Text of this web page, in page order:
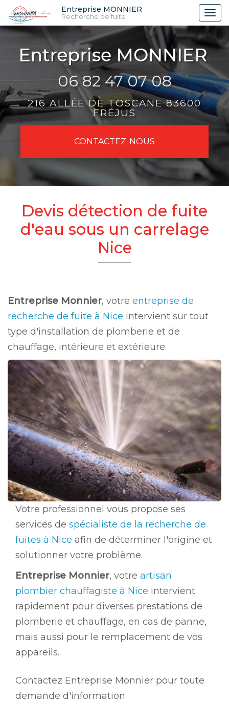
Aller
au
contenu
principal
Entreprise MONNIER
Recherche de fuite
06 82 47 07 08
216 ALLÉE DE TOSCANE 83600
FRÉJUS
CONTACTEZ-NOUS
Devis détection de fuite
d'eau sous un carrelage
Nice
Entreprise Monnier, votre entreprise de
recherche de fuite à Nice intervient sur tout
type d'installation de plomberie et de
chauffage, intérieure et extérieure.
Votre professionnel vous propose ses
services de spécialiste de la recherche de
fuites à Nice afin de déterminer l'origine et
solutionner votre problème.
Entreprise Monnier, votre artisan
plombier chauffagiste à Nice intervient
rapidement pour diverses prestations de
plomberie et chauffage, en cas de panne,
mais aussi pour le remplacement de vos
appareils.
Contactez Entreprise Monnier pour toute
demande d'information